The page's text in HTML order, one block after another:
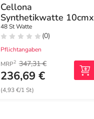
Cellona
Synthetikwatte 10cmx
48 St Watte
(0)
Pflichtangaben
MRP2 347,31 €
236,69 €
(4,93 €/1 St)